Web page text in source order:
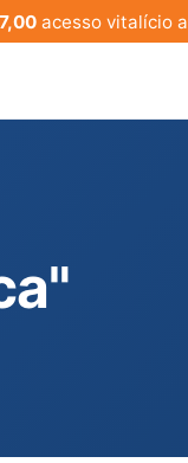
acesso vitalício a